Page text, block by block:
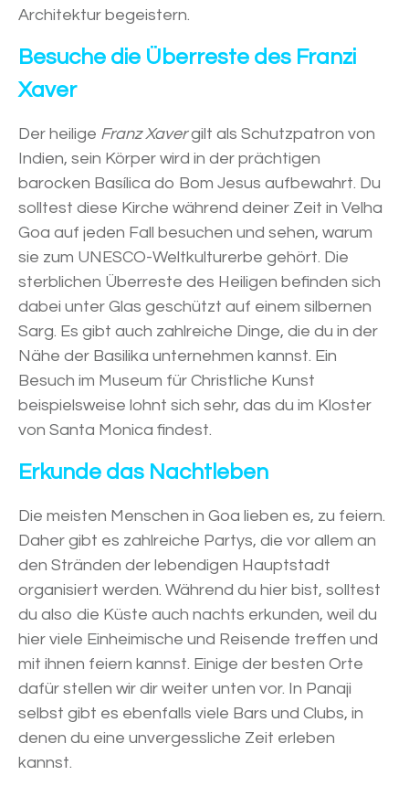
Architektur begeistern.
Besuche die Überreste des Franzi
Xaver
Der heilige Franz Xavergilt als Schutzpatron von
Indien, sein Körper wird in der prächtigen
barocken Basílica do Bom Jesus aufbewahrt. Du
solltest diese Kirche während deiner Zeit in Velha
Goa auf jeden Fall besuchen und sehen, warum
sie zum UNESCO-Weltkulturerbe gehört. Die
sterblichen Überreste des Heiligen befinden sich
dabei unter Glas geschützt auf einem silbernen
Sarg. Es gibt auch zahlreiche Dinge, die du in der
Nähe der Basilika unternehmen kannst. Ein
Besuch im Museum für Christliche Kunst
beispielsweise lohnt sich sehr, das du im Kloster
von Santa Monica findest.
Erkunde das Nachtleben
Die meisten Menschen in Goa lieben es, zu feiern.
Daher gibt es zahlreiche Partys, die vor allem an
den Stränden der lebendigen Hauptstadt
organisiert werden. Während du hier bist, solltest
du also die Küste auch nachts erkunden, weil du
hier viele Einheimische und Reisende treffen und
mit ihnen feiern kannst. Einige der besten Orte
dafür stellen wir dir weiter unten vor. In Panaji
selbst gibt es ebenfalls viele Bars und Clubs, in
denen du eine unvergessliche Zeit erleben
kannst.